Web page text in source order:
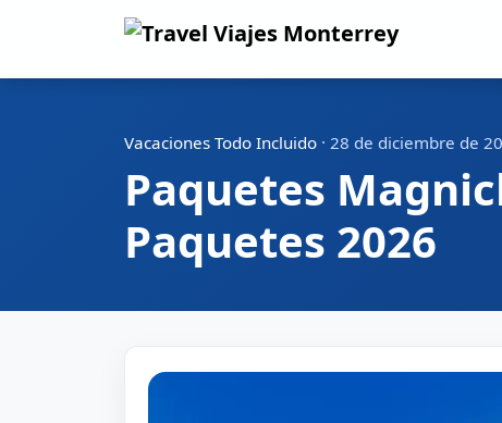
Vacaciones Todo Incluido · 28 de diciembre de
Paquetes
Paquetes 2026